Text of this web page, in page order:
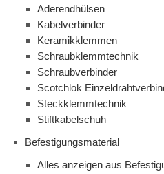
Aderendhülsen
Kabelverbinder
Keramikklemmen
Schraubklemmtechnik
Schraubverbinder
Scotchlok
Steckklemmtechnik
Stiftkabelschuh
Befestigungsmaterial
Alles anzeigen aus